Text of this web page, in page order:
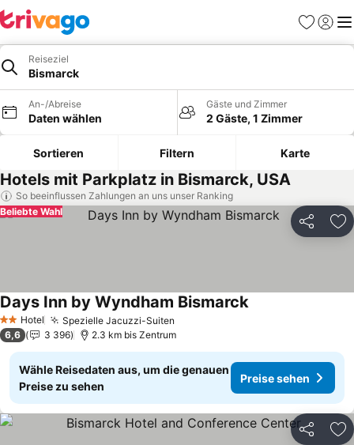
Favoriten
Reiseziel
Bismarck
An-/Abreise
Daten wählen
Gäste und Zimmer
2 Gäste, 1 Zimmer
Sortieren Filtern Karte
Hotels mit Parkplatz in Bismarck, USA
So beeinflussen Zahlungen an uns unser Ranking
Teilen
Beliebte Wahl
2 Sterne
Hotel Spezielle Jacuzzi-Suiten
Days Inn by Wyndham BismarckPreise sehen
6,6 3 396 2.3 km bis Zentrum
Wähle Reisedaten aus, um die genauen
Preise zu sehen
Preise sehen
Teilen